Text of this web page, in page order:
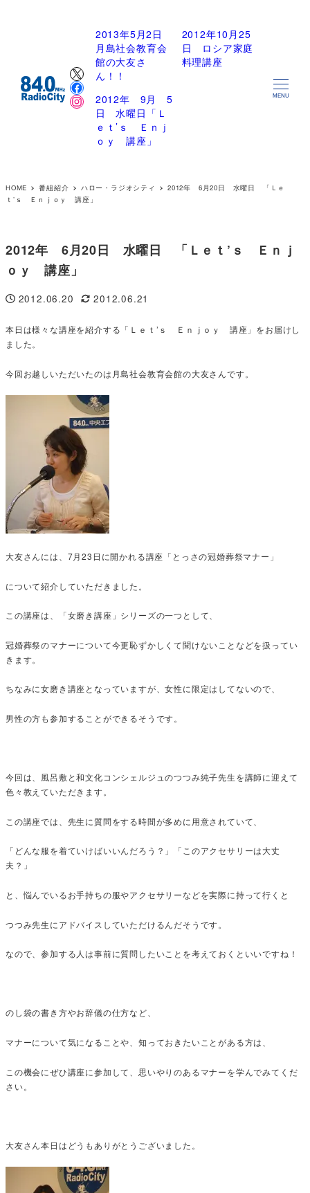
X
Facebook
Instagram
2013年5月2日
月島社会教育会
館の大友さ
ん！！
2012年10月25
日 ロシア家庭
料理講座
2012年 9月 5
日 水曜日「Ｌ
ｅｔ’ｓ Ｅｎｊ
ｏｙ 講座」
MENU
HOME 番組紹介 ハロー・ラジオシティ
2012年 6月20日 水曜日 「Ｌｅ
ｔ’ｓ Ｅｎｊｏｙ 講座」
2012年 6月20日 水曜日 「Ｌｅｔ’ｓ Ｅｎｊ
ｏｙ 講座」
投稿日
2012.06.20
更新日
2012.06.21
本日は様々な講座を紹介する「Ｌｅｔ’ｓ Ｅｎｊｏｙ 講座」をお届けし
ました。
今回お越しいただいたのは月島社会教育会館の大友さんです。
大友さんには、7月23日に開かれる講座「とっさの冠婚葬祭マナー」
について紹介していただきました。
この講座は、「女磨き講座」シリーズの一つとして、
冠婚葬祭のマナーについて今更恥ずかしくて聞けないことなどを扱ってい
きます。
ちなみに女磨き講座となっていますが、女性に限定はしてないので、
男性の方も参加することができるそうです。
今回は、風呂敷と和文化コンシェルジュのつつみ純子先生を講師に迎えて
色々教えていただきます。
この講座では、先生に質問をする時間が多めに用意されていて、
「どんな服を着ていけばいいんだろう？」「このアクセサリーは大丈
夫？」
と、悩んでいるお手持ちの服やアクセサリーなどを実際に持って行くと
つつみ先生にアドバイスしていただけるんだそうです。
なので、参加する人は事前に質問したいことを考えておくといいですね！
のし袋の書き方やお辞儀の仕方など、
マナーについて気になることや、知っておきたいことがある方は、
この機会にぜひ講座に参加して、思いやりのあるマナーを学んでみてくだ
さい。
大友さん本日はどうもありがとうございました。